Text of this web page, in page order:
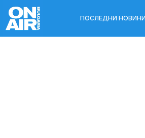
ПОСЛЕДНИ НОВИНИ